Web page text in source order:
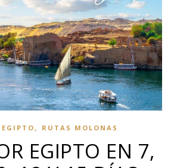
EGIPTO , RUTAS MOLONAS
EGIPTO EN 7,